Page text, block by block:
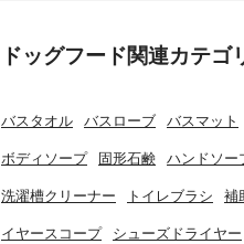
ドッグフード関連カテ
バスタオル バスローブ バスマット
ボディソープ 固形石鹸 ハンドソー
洗濯槽クリーナー トイレブラシ 補
イヤースコープ シューズドライヤー